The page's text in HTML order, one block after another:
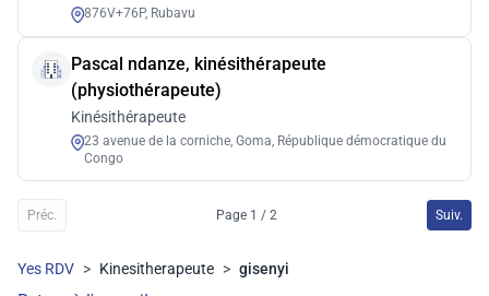
876V+76P, Rubavu
Pascal ndanze, kinésithérapeute
(physiothérapeute)
Kinésithérapeute
23 avenue de la corniche, Goma, République démocratique du
Congo
Préc. Page 1 / 2 Suiv.
Yes RDV > Kinesitherapeute > gisenyi